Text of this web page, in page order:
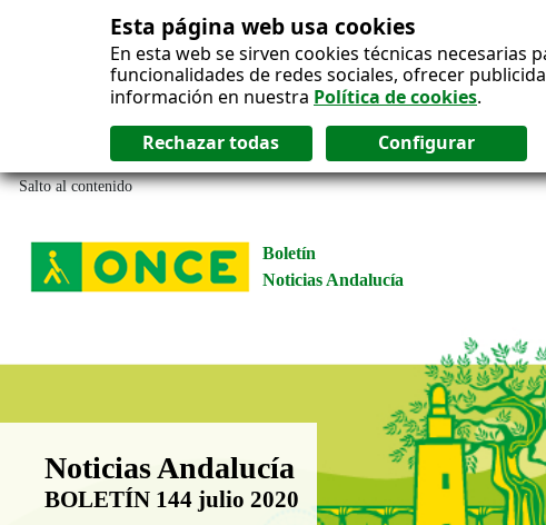
Esta página web usa cookies
En esta web se sirven cookies técnicas
funcionalidades de redes sociales, ofrecer
información en nuestra Política de cookies.
Salto al contenido
Boletín
Noticias Andalucía
Boletín Noticias Andalucía
Noticias Andalucía
BOLETÍN 144 julio 2020